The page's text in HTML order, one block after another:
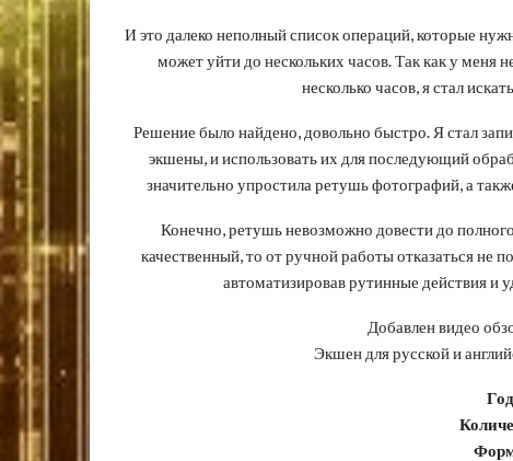
И это далеко неполный список операций, которые
может уйти до нескольких часов. Так как у меня
несколько часов, я стал
Решение было найдено, довольно быстро. Я стал
экшены, и использовать их для последующий
значительно упростила ретушь фотографий, а
Конечно, ретушь невозможно довести до
качественный, то от ручной работы отказаться не
автоматизировав рутинные действия и
Добавлен видео
Экшен для русской и
Год